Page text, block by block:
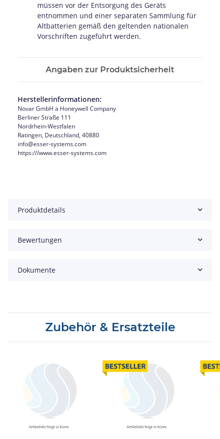
müssen vor der Entsorgung des Geräts
entnommen und einer separaten Sammlung für
Altbatterien gemäß den geltenden nationalen
Vorschriften zugeführt werden.
Angaben zur Produktsicherheit
Herstellerinformationen:
Novar GmbH a Honeywell Company
Berliner Straße 111
Nordrhein-Westfalen
Ratingen, Deutschland, 40880
info@esser-systems.com
https:///www.esser-systems.com
Produktdetails
Bewertungen
Dokumente
Zubehör & Ersatzteile